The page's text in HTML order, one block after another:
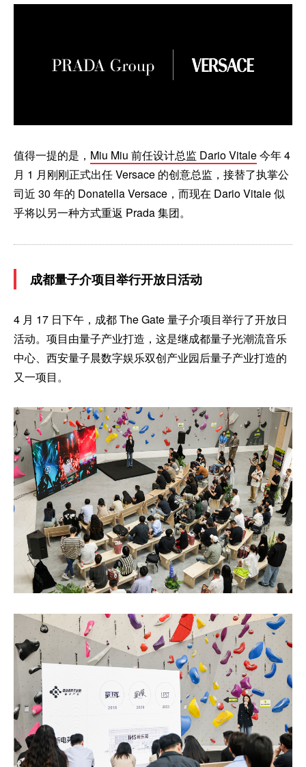
值得一提的是， Miu Miu 前任设计总监 Dario Vitale今年 4
月 1 月刚刚正式出任 Versace 的创意总监，接替了执掌公
司近 30 年的 Donatella Versace，而现在 Dario Vitale 似
乎将以另一种方式重返 Prada 集团。
成都量子介项目举行开放日活动
4 月 17 日下午，成都 The Gate 量子介项目举行了开放日
活动。项目由量子产业打造，这是继成都量子光潮流音乐
中心、西安量子晨数字娱乐双创产业园后量子产业打造的
又一项目。